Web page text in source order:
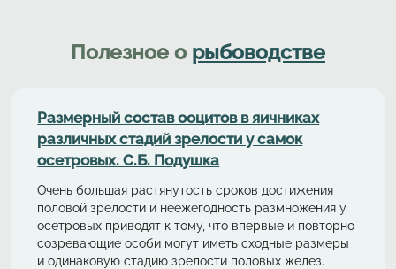
Полезное о рыбоводстве
Размерный состав ооцитов в яичниках
различных стадий зрелости у самок
осетровых. С.Б. Подушка
Очень большая растянутость сроков достижения
половой зрелости и неежегодность размножения у
осетровых приводят к тому, что впервые и повторно
созревающие особи могут иметь сходные размеры
и одинаковую стадию зрелости половых желез.